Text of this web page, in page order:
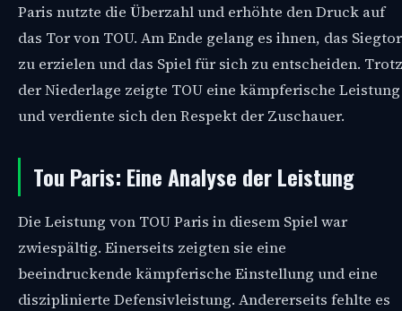
Paris nutzte die Überzahl und erhöhte den Druck auf
das Tor von TOU. Am Ende gelang es ihnen, das Siegtor
zu erzielen und das Spiel für sich zu entscheiden. Trotz
der Niederlage zeigte TOU eine kämpferische Leistung
und verdiente sich den Respekt der Zuschauer.
Tou Paris: Eine Analyse der Leistung
Die Leistung von TOU Paris in diesem Spiel war
zwiespältig. Einerseits zeigten sie eine
beeindruckende kämpferische Einstellung und eine
disziplinierte Defensivleistung. Andererseits fehlte es